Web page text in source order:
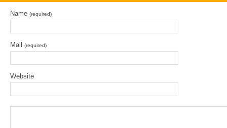
Name (required)
Mail (required)
Website